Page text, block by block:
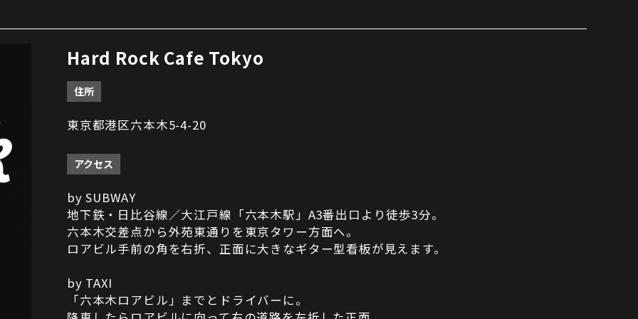
Hard Rock Cafe Tokyo
住所
東京都港区六本木5-4-20
アクセス
by SUBWAY
地下鉄・日比谷線／大江戸線「六本木駅」A3番出口より徒歩3分。
六本木交差点から外苑東通りを東京タワー方面へ。
ロアビル手前の角を右折、正面に大きなギター型看板が見えます。
by TAXI
「六本木ロアビル」までとドライバーに。